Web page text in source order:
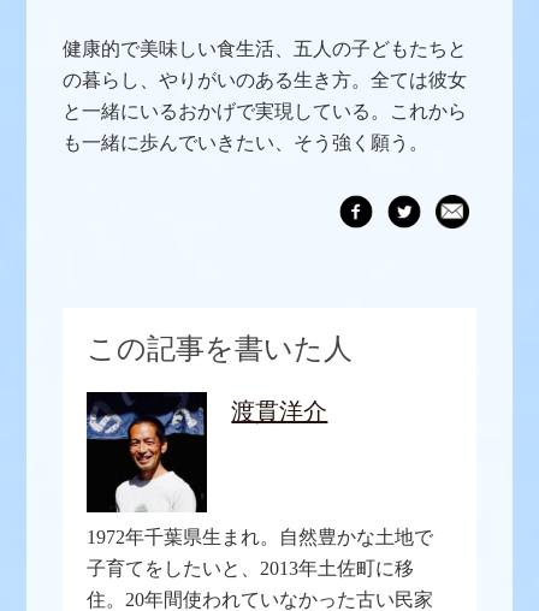
健康的で美味しい食生活、五人の子どもたちと
の暮らし、やりがいのある生き方。全ては彼女
と一緒にいるおかげで実現している。これから
も一緒に歩んでいきたい、そう強く願う。
この記事を書いた人
渡貫洋介
1972年千葉県生まれ。自然豊かな土地で
子育てをしたいと、2013年土佐町に移
住。20年間使われていなかった古い民家